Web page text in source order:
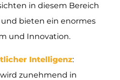
in diesem Bereich
bieten ein enormes
und Innovation.
Intelligenz:
zunehmend in